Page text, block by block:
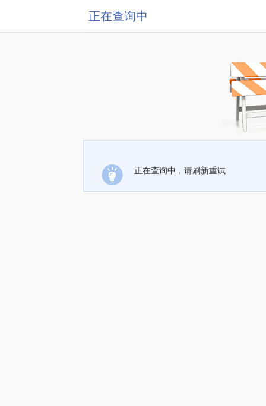
正在查询中
正在查询中，请刷新重试